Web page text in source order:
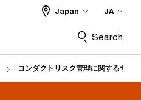
Japan JA
Search
コンダクトリスク管理に関するサー